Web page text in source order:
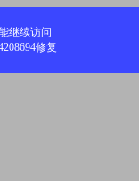
继续访问
修复